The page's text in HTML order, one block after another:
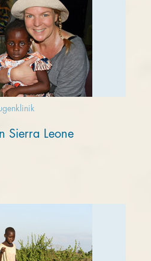
Sierra Leone